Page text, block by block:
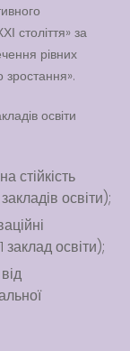
Публічна
століття» за
рівних
освіти
стійкість
освіти);
заклад освіти);